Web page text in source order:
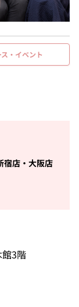
・イベント
宿店・大阪店
館3階